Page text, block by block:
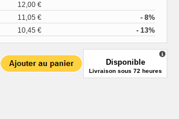
12,00 €
11,05 €
- 8%
10,45 € - 13%
Disponible
Livraison sous 72 heures